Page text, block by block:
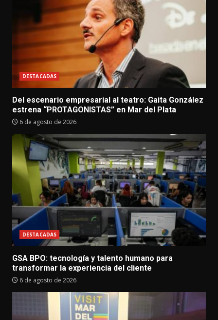
DESTACADAS
Del escenario empresarial al teatro: Gaita González
estrena “PROTAGONISTAS” en Mar del Plata
6 de agosto de 2026
DESTACADAS
GSA BPO: tecnología y talento humano para
transformar la experiencia del cliente
6 de agosto de 2026